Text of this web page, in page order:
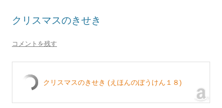
クリスマスのきせき
コメントを残す
クリスマスのきせき (えほんのぼうけん１８)